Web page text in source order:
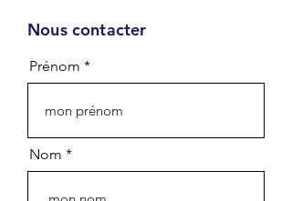
Infolettre
Prénom - First name
Nom - Last name
Nous contacter
Prénom
Nom